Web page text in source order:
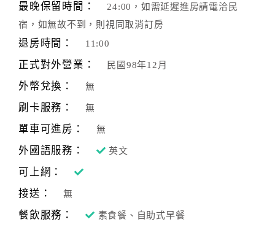
最晚保留時間：
24:00，如需延遲進房請電洽民
宿，如無故不到，則視同取消訂房
退房時間： 11:00
正式對外營業： 民國98年12月
外幣兌換： 無
刷卡服務： 無
單車可進房： 無
外國語服務： 英文
可上網：
接送：
無
餐飲服務： 素食餐、自助式早餐